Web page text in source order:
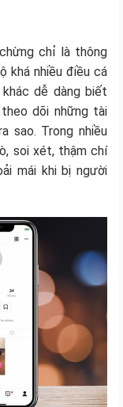
chỉ là thông
khá nhiều điều cá
dễ dàng biết
dõi những tài
sao. Trong nhiều
soi xét, thậm chí
mái khi bị người